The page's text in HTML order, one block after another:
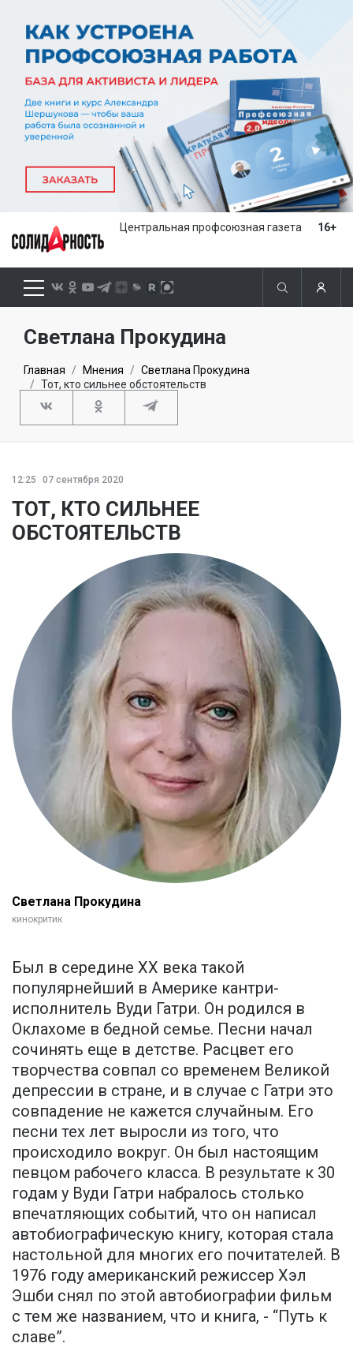
Центральная профсоюзная газета 16+
Светлана Прокудина
Главная Мнения
Светлана Прокудина
Тот, кто сильнее обстоятельств
12:25 07 сентября 2020
ТОТ, КТО СИЛЬНЕЕ
ОБСТОЯТЕЛЬСТВ
Светлана Прокудина
кинокритик
Был в середине XX века такой
популярнейший в Америке кантри-
исполнитель Вуди Гатри. Он родился в
Оклахоме в бедной семье. Песни начал
сочинять еще в детстве. Расцвет его
творчества совпал со временем Великой
депрессии в стране, и в случае с Гатри это
совпадение не кажется случайным. Его
песни тех лет выросли из того, что
происходило вокруг. Он был настоящим
певцом рабочего класса. В результате к 30
годам у Вуди Гатри набралось столько
впечатляющих событий, что он написал
автобиографическую книгу, которая стала
настольной для многих его почитателей. В
1976 году американский режиссер Хэл
Эшби снял по этой автобиографии фильм
с тем же названием, что и книга, - “Путь к
славе”.